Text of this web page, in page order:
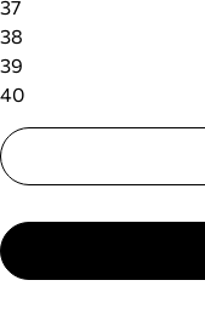
37
38
39
40